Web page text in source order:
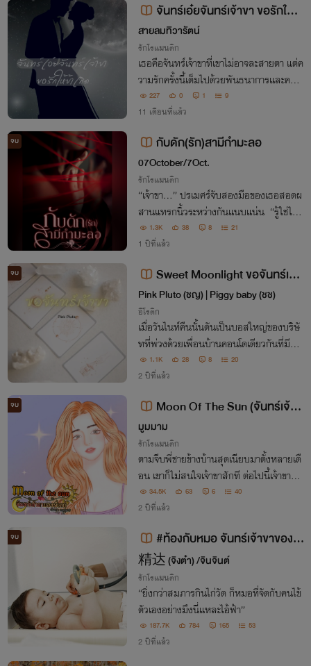
จันทร์เอ๋ยจันทร์เจ้าขา ขอรักให้ข้
าเถิด
สายลมทิวารัตน์
รักโรแมนติก
เธอคือจันทร์เจ้าขาที่เขาไม่อาจละสายตา แต่ค
วามรักครั้งนี้เต็มไปด้วยพันธนาการและควา
มลับที่พร้อมเผาใจให้ร้อนรุ่ม ระหว่างหน้าที่
กับหัวใจ…ใครจะพ่ายก่อนกัน
227 0 1 9
11 เดือนที่แล้ว
จบ กับดัก(รัก)สามีกำมะลอ
07October/7Oct.
รักโรแมนติก
“เจ้าขา...” ปรเมศร์จับสองมือของเธอสอดผ
สานแทรกนิ้วระหว่างกันแนบแน่น “รู้ใช่ไหม
ว่าผัวหวง”
1.3K 38 8 21
1 ปีที่แล้ว
จบ
Sweet Moonlight ขอจันทร์เจ้า
ขา Nc18+
Pink Pluto (ชญ) | Piggy baby (ชช)
อีโรติก
เมื่อวันไนท์คืนนั้นดันเป็นบอสใหญ่ของบริษั
ทที่พ่วงด้วยเพื่อนบ้านคอนโดเดียวกันที่มีวิญ
ญานนางงามสาวที่ถูกฆาตกรรมตามติดเขาด้
วยจันทร์เจ้าปวดหัว!
1.1K 28 8 20
2 ปีที่แล้ว
จบ
Moon Of The Sun (จันทร์เจ้าข
าของพี่เดย์) / อ่านฟรีจนจบ
มูมมาม
รักโรแมนติก
ตามจีบพี่ชายข้างบ้านสุดเนียบมาตั้งหลายเดื
อน เขาก็ไม่สนใจเจ้าขาสักที ต่อไปนี้เจ้าขาก็จะ
ไปหาผู้ชายคนใหม่ จะไม่สนใจพี่เดย์อีกแล้ว
34.5K 63 6 40
2 ปีที่แล้ว
จบ
#ท้องกับหมอ จันทร์เจ้าขาของคุ
ณท้องฟ้าแสนรัก
精达 (จิงต๋า) /จินจินต์
รักโรแมนติก
“ยิ่งกว่าสมภารกินไก่วัด ก็หมอที่จัดกับคนไข้
ตัวเองอย่างมึงนี่แหละไอ้ฟ้า”
187.7K 784 165 53
2 ปีที่แล้ว